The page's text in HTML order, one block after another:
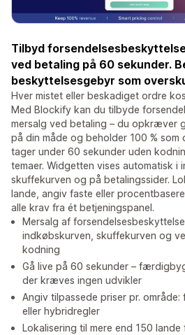
Tilbyd
ved betaling på 60 sekunder.
beskyttelsesgebyr som
Hver mistet eller beskadiget ordre
Med Blockify kan du tilbyde
mersalg ved betaling – du opkræver
på din måde og beholder 100 %
tager under 60 sekunder uden
temaer. Widgetten vises automatisk i
skuffekurven og på betalingssider.
lande, angiv faste eller
alle krav fra ét betjeningspanel.
Mersalg af
indkøbskurven, skuffekurven og
kodning
Gå live på 60 sekunder –
der kræves ingen udvikler
Angiv tilpassede priser pr.
eller hybridregler
Lokalisering til mere end 150